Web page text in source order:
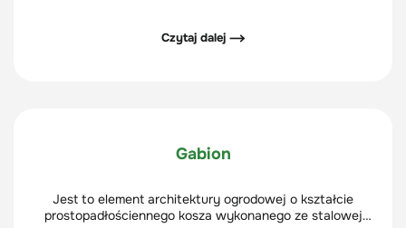
Czytaj dalej ⟶
Gabion
Jest to element architektury ogrodowej o kształcie
prostopadłościennego kosza wykonanego ze stalowej